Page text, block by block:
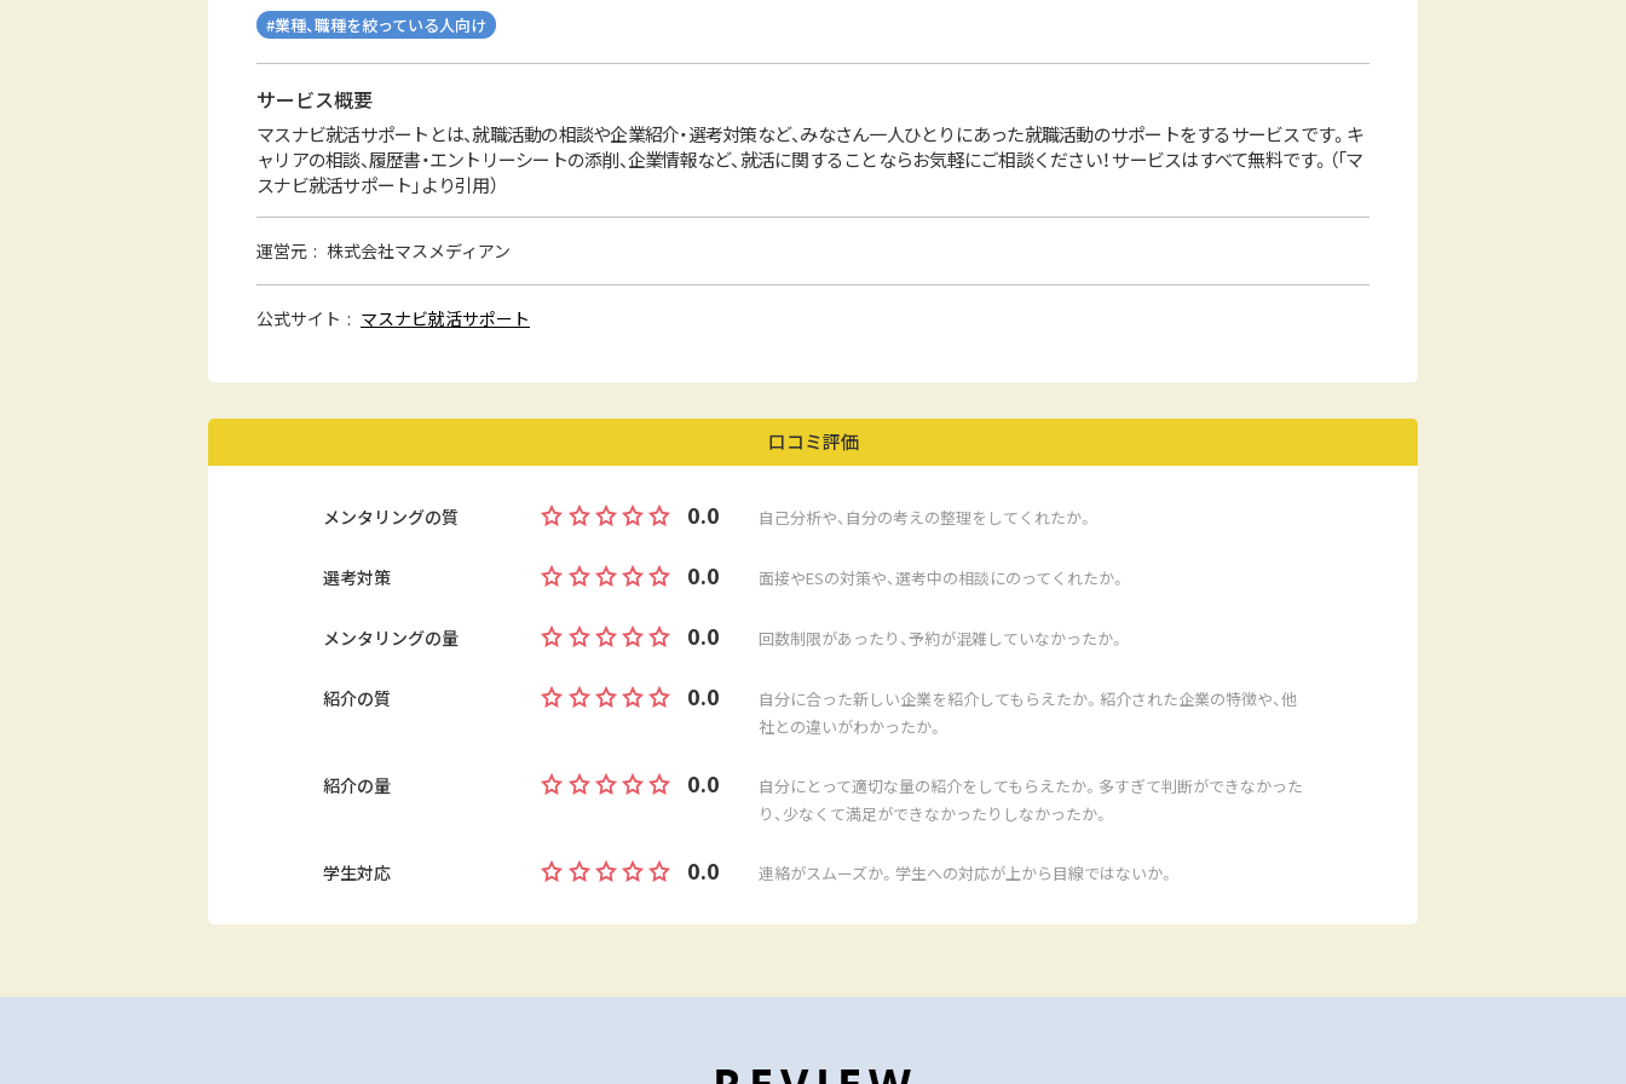
#業種、職種を絞っている人向け
サービス概要
マスナビ就活サポートとは、就職活動の相談や企業紹介・選考対策など、みなさん一人ひとりにあった就職活動のサポートをするサービスです。キ
ャリアの相談、履歴書・エントリーシートの添削、企業情報など、就活に関することならお気軽にご相談ください！ サービスはすべて無料です。（「マ
スナビ就活サポート」より引用）
運営元 株式会社マスメディアン
公式サイト マスナビ就活サポート
口コミ評価
メンタリングの質 0.0 自己分析や、自分の考えの整理をしてくれたか。
選考対策 0.0 面接やESの対策や、選考中の相談にのってくれたか。
メンタリングの量 0.0 回数制限があったり、予約が混雑していなかったか。
紹介の質 0.0
自分に合った新しい企業を紹介してもらえたか。紹介された企業の特徴や、他
社との違いがわかったか。
紹介の量 0.0
自分にとって適切な量の紹介をしてもらえたか。多すぎて判断ができなかった
り、少なくて満足ができなかったりしなかったか。
学生対応 0.0 連絡がスムーズか。学生への対応が上から目線ではないか。